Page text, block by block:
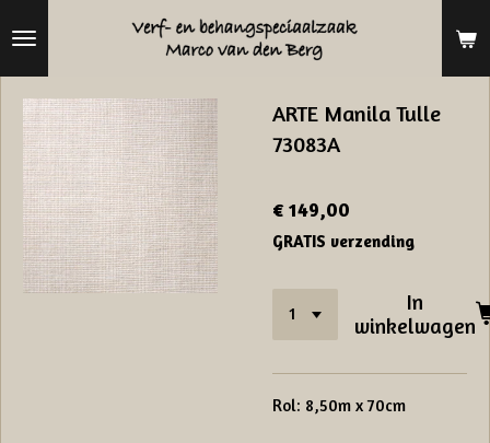
de
hoofdinhoud
ARTE Manila Tulle
73083A
€ 149,00
GRATIS verzending
In
winkelwagen
Rol: 8,50m x 70cm